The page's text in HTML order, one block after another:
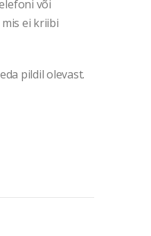
või
ei kriibi
pildil olevast.